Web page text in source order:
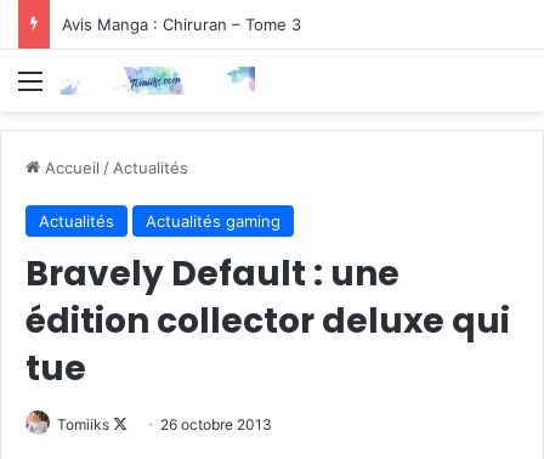
Avis Manga : Chiruran – Tome 3
Menu
Accueil / Actualités
Actualités Actualités gaming
Bravely Default : une
édition collector deluxe qui
tue
Tomiiks
Follow26 octobre 2013